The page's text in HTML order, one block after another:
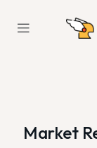
Market